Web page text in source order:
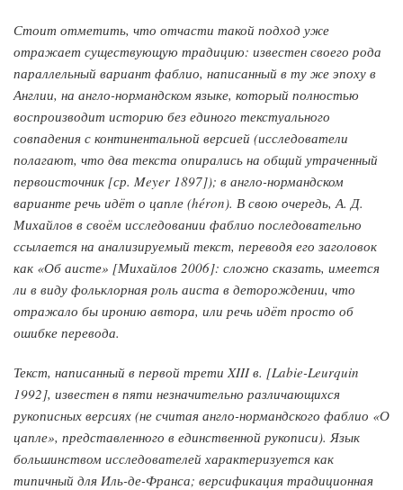
Стоит отметить, что отчасти такой подход уже
отражает существующую традицию: известен своего рода
параллельный вариант фаблио, написанный в ту же эпоху в
Англии, на англо-нормандском языке, который полностью
воспроизводит историю без единого текстуального
совпадения с континентальной версией (исследователи
полагают, что два текста опирались на общий утраченный
первоисточник [ср. Meyer 1897]); в англо-нормандском
варианте речь идёт о цапле (héron). В свою очередь, А. Д.
Михайлов в своём исследовании фаблио последовательно
ссылается на анализируемый текст, переводя его заголовок
как «Об аисте» [Михайлов 2006]: сложно сказать, имеется
ли в виду фольклорная роль аиста в деторождении, что
отражало бы иронию автора, или речь идёт просто об
ошибке перевода.
Текст, написанный в первой трети XIII в. [Labie-Leurquin
1992], известен в пяти незначительно различающихся
рукописных версиях (не считая англо-нормандского фаблио «О
цапле», представленного в единственной рукописи). Язык
большинством исследователей характеризуется как
типичный для Иль-де-Франса; версификация традиционная